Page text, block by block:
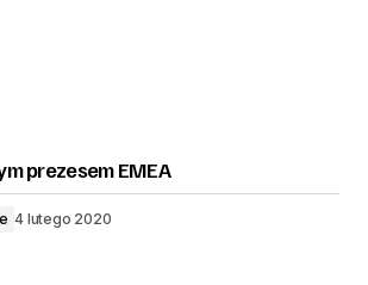
prezesem EMEA
4 lutego 2020